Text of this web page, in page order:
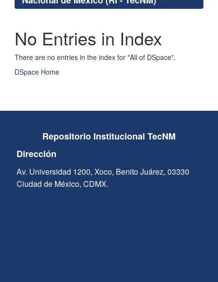
No Entries in Index
There are no entries in the index for "All of DSpace".
DSpace Home
Repositorio Institucional TecNM
Dirección
Av. Universidad 1200, Xoco, Benito Juárez, 03330
Ciudad de México, CDMX.